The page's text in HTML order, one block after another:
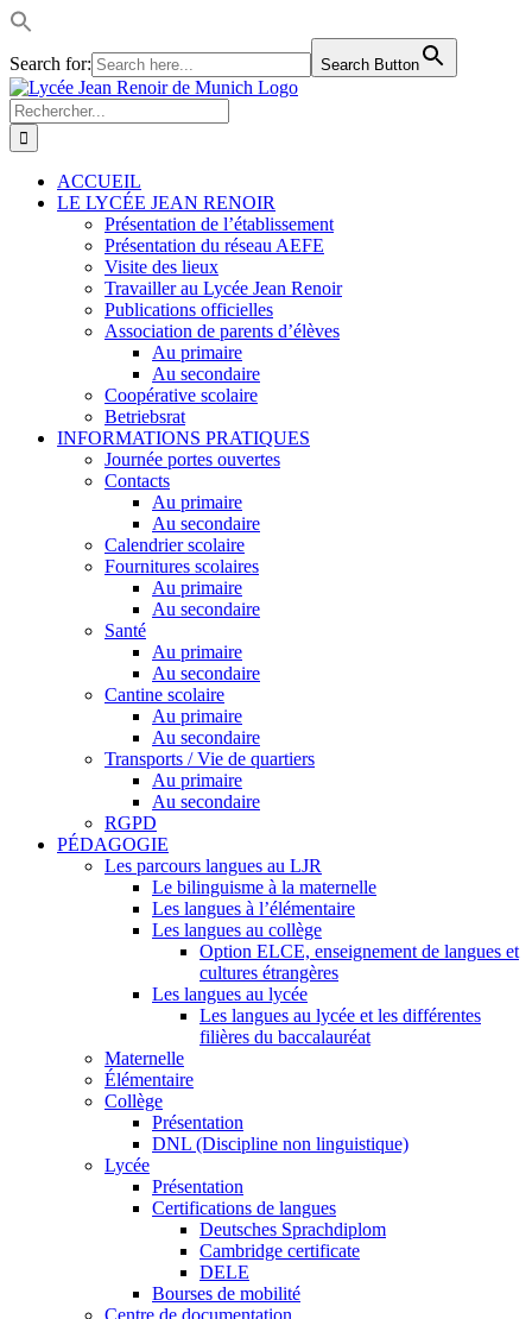
Search for: Search Button
Passer
au
contenu
LinkedIn
Facebook
Instagram
Rss
Rechercher:
ACCUEIL
LE LYCÉE JEAN RENOIR
Présentation de l’établissement
Présentation du réseau AEFE
Visite des lieux
Travailler au Lycée Jean Renoir
Publications officielles
Association de parents d’élèves
Au primaire
Au secondaire
Coopérative scolaire
Betriebsrat
INFORMATIONS PRATIQUES
Journée portes ouvertes
Contacts
Au primaire
Au secondaire
Calendrier scolaire
Fournitures scolaires
Au primaire
Au secondaire
Santé
Au primaire
Au secondaire
Cantine scolaire
Au primaire
Au secondaire
Transports / Vie de quartiers
Au primaire
Au secondaire
RGPD
PÉDAGOGIE
Les parcours langues au LJR
Le bilinguisme à la maternelle
Les langues à l’élémentaire
Les langues au collège
Option ELCE, enseignement de langues et
cultures étrangères
Les langues au lycée
Les langues au lycée et les différentes
filières du baccalauréat
Maternelle
Élémentaire
Collège
Présentation
DNL (Discipline non linguistique)
Lycée
Présentation
Certifications de langues
Deutsches Sprachdiplom
Cambridge certificate
DELE
Bourses de mobilité
Centre de documentation